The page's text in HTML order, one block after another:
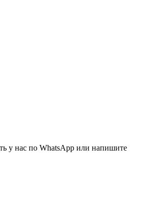
у нас по WhatsApp или напишите